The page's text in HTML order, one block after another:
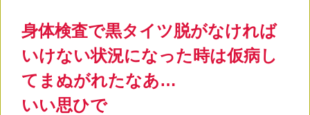
身体検査で黒タイツ脱がなければ
いけない状況になった時は仮病し
てまぬがれたなあ…
いい思ひで